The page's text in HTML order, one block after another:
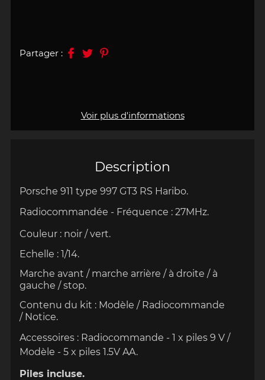
Description
Porsche 911 type 997 GT3 RS Haribo.
Radiocommandée - Fréquence : 27MHz.
Couleur : noir / vert.
Echelle : 1/14.
Marche avant / marche arrière / à droite / à
gauche / stop.
Contenu du kit : Modèle / Radiocommande
/ Notice.
Accessoires : Radiocommande - 1 x piles 9 V /
Modèle - 5 x piles 1.5V AA.
Piles incluse.
Voir plus d'informations
Partager :